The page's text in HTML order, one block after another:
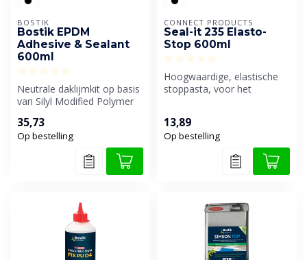
BOSTIK
Bostik EPDM
Adhesive & Sealant
600ml
Neutrale daklijmkit op basis
van Silyl Modified Polymer
35,73
Op bestelling
CONNECT PRODUCTS
Seal-it 235 Elasto-
Stop 600ml
Hoogwaardige, elastische
stoppasta, voor het
13,89
Op bestelling